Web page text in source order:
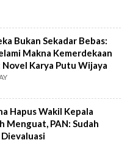
Bukan Sekadar Bebas:
Makna Kemerdekaan
Karya Putu Wijaya
Hapus Wakil Kepala
Menguat, PAN: Sudah